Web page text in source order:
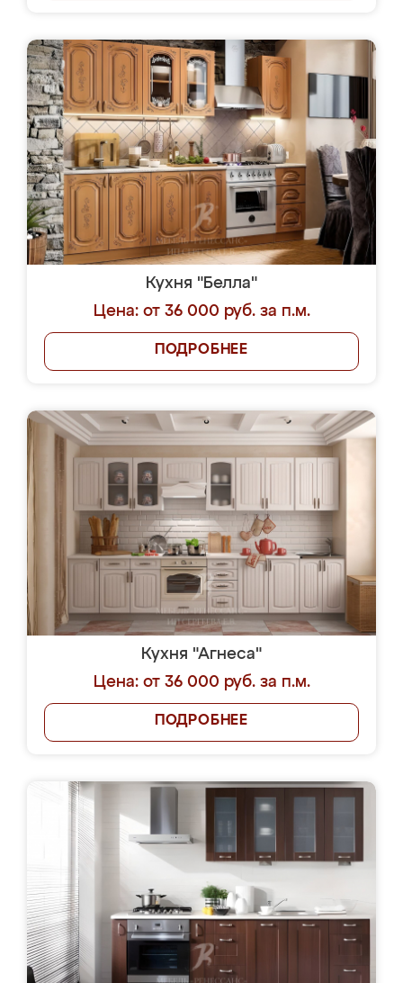
Кухня "Белла"
Цена: от 36 000 руб. за п.м.
ПОДРОБНЕЕ
Кухня "Агнеса"
Цена: от 36 000 руб. за п.м.
ПОДРОБНЕЕ